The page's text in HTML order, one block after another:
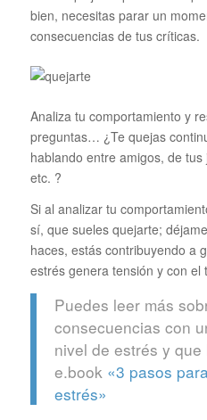
bien, necesitas parar un
consecuencias de tus críticas.
Analiza tu comportamiento y
preguntas… ¿Te quejas
hablando entre amigos, de
etc. ?
Si al analizar tu
sí, que sueles quejarte;
haces, estás contribuyendo a
estrés genera tensión y con el
Puedes leer más
consecuencias con
nivel de estrés y
e.book «3 pasos
estrés»